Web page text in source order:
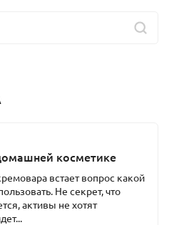
косметике
встает вопрос какой
Не секрет, что
активы не хотят